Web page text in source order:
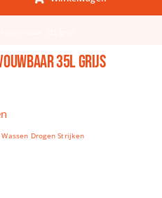
35L grijs
Wassen Drogen Strijken